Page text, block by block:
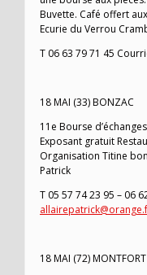
Buvette. Café offert
Ecurie du Verrou
T 06 63 79 71 45
18 MAI (33) BONZAC
11e Bourse
Exposant gratuit
Organisation Titine
Patrick
T 05 57 74 23 95 – 06
18 MAI (72) MONTFORT